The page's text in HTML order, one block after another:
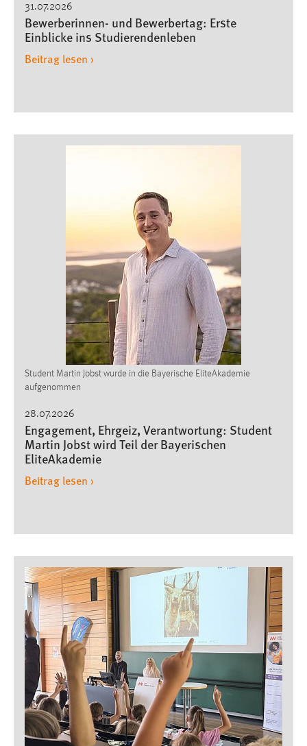
31.07.2026
Bewerberinnen- und Bewerbertag: Erste
Einblicke ins Studierendenleben
Beitrag lesen ›
Student Martin Jobst wurde in die Bayerische EliteAkademie
aufgenommen
28.07.2026
Engagement, Ehrgeiz, Verantwortung: Student
Martin Jobst wird Teil der Bayerischen
EliteAkademie
Beitrag lesen ›